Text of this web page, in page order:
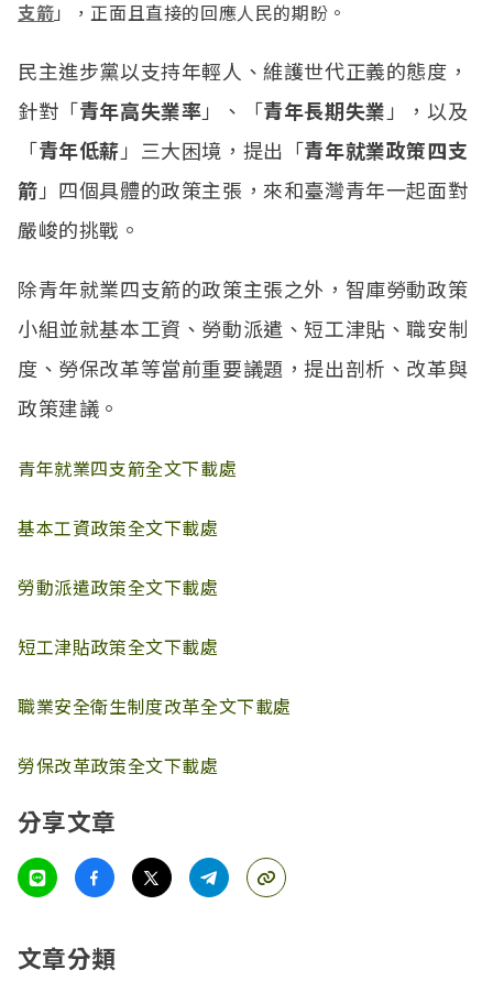
支箭」 ，正面且直接的回應人民的期盼。
民主進步黨以支持年輕人、維護世代正義的態度，
針對「青年高失業率」、「青年長期失業」，以及
「青年低薪」三大困境，提出「青年就業政策四支
箭」四個具體的政策主張，來和臺灣青年一起面對
嚴峻的挑戰。
除青年就業四支箭的政策主張之外，智庫勞動政策
小組並就基本工資、勞動派遣、短工津貼、職安制
度、勞保改革等當前重要議題，提出剖析、改革與
政策建議。
青年就業四支箭全文下載處
基本工資政策全文下載處
勞動派遣政策全文下載處
短工津貼政策全文下載處
職業安全衛生制度改革全文下載處
勞保改革政策全文下載處
分享文章
文章分類